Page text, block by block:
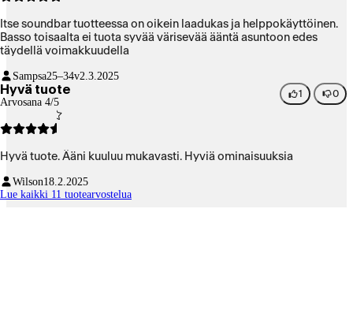
Itse soundbar tuotteessa on oikein laadukas ja helppokäyttöinen.
Basso toisaalta ei tuota syvää värisevää ääntä asuntoon edes
täydellä voimakkuudella
Sampsa25–34v2.3.2025
Hyvä tuote
Arvosana 4/5
1 0
Hyvä tuote. Ääni kuuluu mukavasti. Hyviä ominaisuuksia
Wilson18.2.2025
Lue kaikki 11 tuotearvostelua